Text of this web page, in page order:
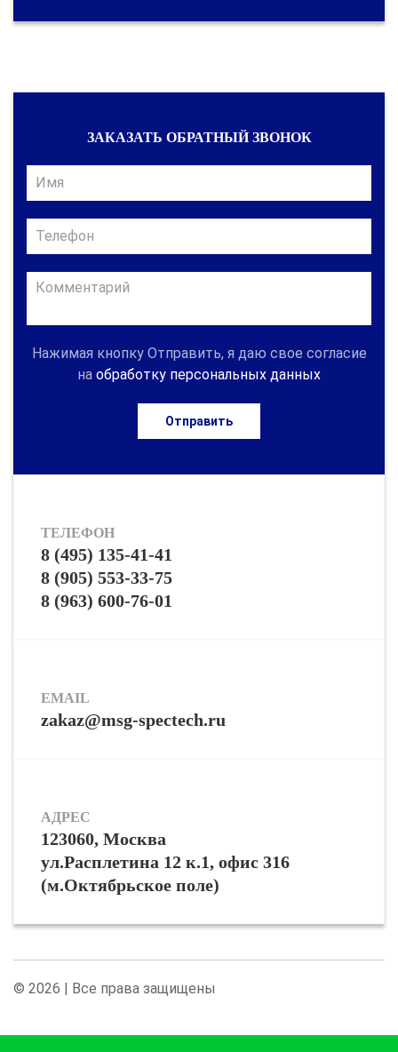
ЗАКАЗАТЬ ОБРАТНЫЙ ЗВОНОК
Нажимая кнопку Отправить, я даю свое согласие
на обработку персональных данных
Отправить
ТЕЛЕФОН
8 (495) 135-41-41
8 (905) 553-33-75
8 (963) 600-76-01
EMAIL
zakaz@msg-spectech.ru
АДРЕС
123060, Москва
ул.Расплетина 12 к.1, офис 316
(м.Октябрьское поле)
© 2026 | Все права защищены